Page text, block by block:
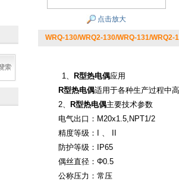
点击放大
WRQ-130/WRQ2-130/WRQ-131/WRQ2-
1、 R型热电偶应用
R型热电偶适用于各种生产过程中
2、
R型热电偶主要技术参数
电气出口：M20x1.5,NPT1/2
精度等级：I 、 II
防护等级：IP65
偶丝直径：Φ0.5
公称压力：常压